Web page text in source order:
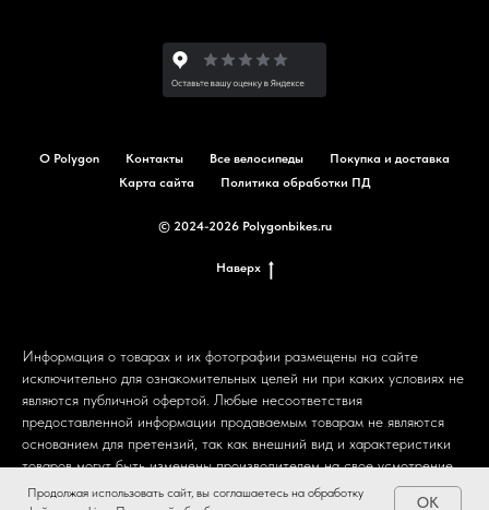
Продолжая использовать сайт, вы соглашаетесь на обработку
OK
О Polygon Контакты Все велосипеды
Покупка и доставка
Карта сайта
Политика обработки ПД
© 2024-2026 Polygonbikes.ru
Наверх
Информация о товарах и их фотографии размещены на сайте
исключительно для ознакомительных целей ни при каких условиях не
являются публичной офертой. Любые несоответствия
предоставленной информации продаваемым товарам не являются
основанием для претензий, так как внешний вид и характеристики
товаров могут быть изменены производителем на свое усмотрение.
Пользовательское соглашение.